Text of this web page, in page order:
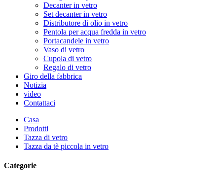
Decanter in vetro
Set decanter in vetro
Distributore di olio in vetro
Pentola per acqua fredda in vetro
Portacandele in vetro
Vaso di vetro
Cupola di vetro
Regalo di vetro
Giro della fabbrica
Notizia
video
Contattaci
Casa
Prodotti
Tazza di vetro
Tazza da tè piccola in vetro
Categorie